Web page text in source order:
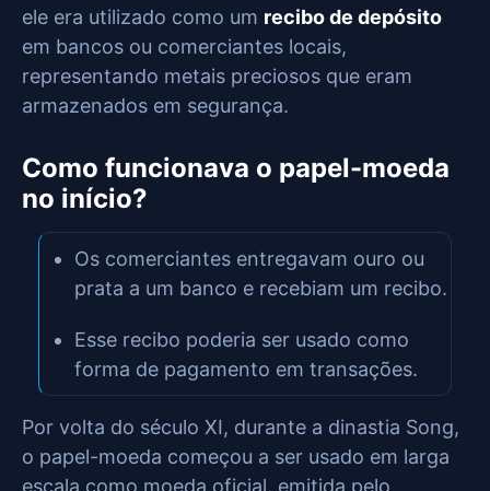
ele era utilizado como um recibo de depósito
em bancos ou comerciantes locais,
representando metais preciosos que eram
armazenados em segurança.
Como funcionava o papel-moeda
no início?
Os comerciantes entregavam ouro ou
prata a um banco e recebiam um recibo.
Esse recibo poderia ser usado como
forma de pagamento em transações.
Por volta do século XI, durante a dinastia Song,
o papel-moeda começou a ser usado em larga
escala como moeda oficial, emitida pelo